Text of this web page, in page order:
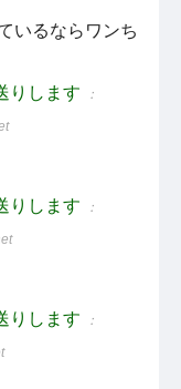
いるならワンち
りします ：
りします ：
りします ：